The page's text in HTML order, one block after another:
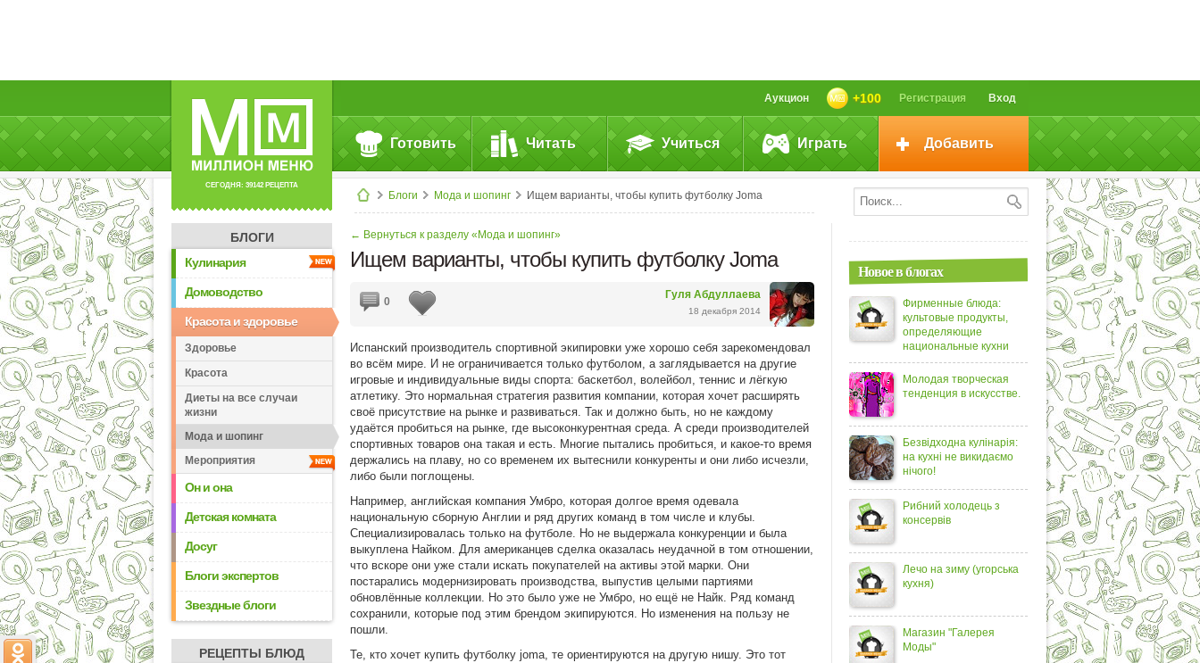
СЕГОДНЯ: 39142 РЕЦЕПТА
Вход
Регистрация
+100
Аукцион
Готовить Читать Учиться Играть Добавить
Блоги Мода и шопинг Ищем варианты, чтобы купить футболку Joma
БЛОГИ
Кулинария
Домоводство
Красота и здоровье
Здоровье
Красота
Диеты на все случаи
жизни
Мода и шопинг
Мероприятия
Он и она
Детская комната
Досуг
Блоги экспертов
Звездные блоги
РЕЦЕПТЫ БЛЮД
← Вернуться к разделу «Мода и шопинг»
Ищем варианты, чтобы купить футболку Joma
Гуля Абдуллаева
18 декабря 2014
0
Испанский производитель спортивной экипировки уже хорошо себя зарекомендовал
во всём мире. И не ограничивается только футболом, а заглядывается на другие
игровые и индивидуальные виды спорта: баскетбол, волейбол, теннис и лёгкую
атлетику. Это нормальная стратегия развития компании, которая хочет расширять
своё присутствие на рынке и развиваться. Так и должно быть, но не каждому
удаётся пробиться на рынке, где высоконкурентная среда. А среди производителей
спортивных товаров она такая и есть. Многие пытались пробиться, и какое-то время
держались на плаву, но со временем их вытеснили конкуренты и они либо исчезли,
либо были поглощены.
Например, английская компания Умбро, которая долгое время одевала
национальную сборную Англии и ряд других команд в том числе и клубы.
Специализировалась только на футболе. Но не выдержала конкуренции и была
выкуплена Найком. Для американцев сделка оказалась неудачной в том отношении,
что вскоре они уже стали искать покупателей на активы этой марки. Они
постарались модернизировать производства, выпустив целыми партиями
обновлённые коллекции. Но это было уже не Умбро, но ещё не Найк. Ряд команд
сохранили, которые под этим брендом экипируются. Но изменения на пользу не
пошли.
Те, кто хочет купить футболку joma, те ориентируются на другую нишу. Это тот
Новое в блогах
Фирменные блюда:
культовые продукты,
определяющие
национальные кухни
Молодая творческая
тенденция в искусстве.
Безвідходна кулінарія:
на кухні не викидаємо
нічого!
Рибний холодець з
консервів
Лечо на зиму (угорська
кухня)
Магазин "Галерея
Моды"